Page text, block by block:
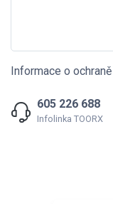
Informace o
605 226 688
Infolinka TOORX